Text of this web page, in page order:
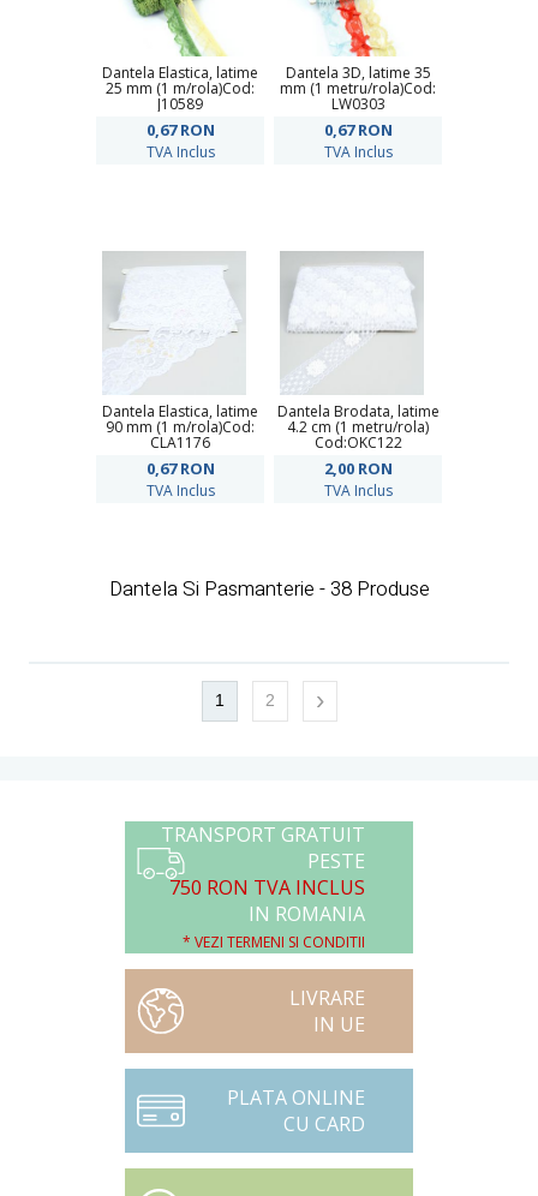
Dantela Elastica, latime
25 mm (1 m/rola)Cod:
J10589
0,67RON
TVA Inclus
Dantela 3D, latime 35
mm (1 metru/rola)Cod:
LW0303
0,67RON
TVA Inclus
Dantela Elastica, latime
90 mm (1 m/rola)Cod:
CLA1176
0,67RON
TVA Inclus
Dantela Brodata, latime
4.2 cm (1 metru/rola)
Cod:OKC122
2,00 RON
TVA Inclus
Dantela Si Pasmanterie - 38 Produse
1 2 ›
TRANSPORT GRATUIT
PESTE
750 RON TVA INCLUS
IN ROMANIA
* VEZI TERMENI SI CONDITII
LIVRARE
IN UE
PLATA ONLINE
CU CARD